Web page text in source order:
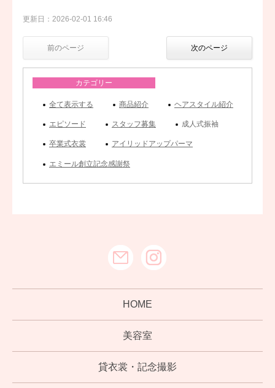
更新日：2026-02-01 16:46
前のページ 次のページ
カテゴリー
全て表示する 商品紹介 ヘアスタイル紹介
エピソード スタッフ募集 成人式振袖
卒業式衣裳 アイリッドアップパーマ
エミール創立記念感謝祭
HOME
美容室
貸衣裳・記念撮影